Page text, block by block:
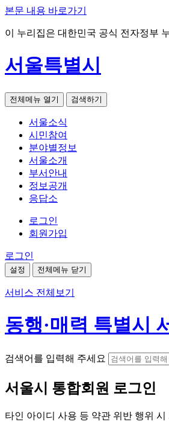
본문 내용 바로가기
이 누리집은 대한민국 공식 전자정부
서울특별시
전체메뉴 열기 검색하기
서울소식
시민참여
분야별정보
서울소개
부서안내
정보공개
응답소
로그인
회원가입
로그인
설정 전체메뉴 닫기
서비스 전체보기
동행·매력 특별시
검색어를 입력해 주세요
서울시 통합회원 로그인
타인 아이디 사용 등 약관 위반 행위 시